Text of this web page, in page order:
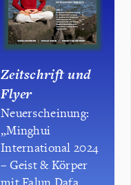
Zeitschrift und
Flyer
Neuerscheinung:
„Minghui
International 2024
– Geist & Körper
mit Falun Dafa